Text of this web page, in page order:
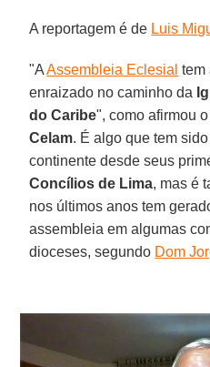
A reportagem é de Luis
"AAssembleia Eclesial tem
enraizado no caminho da
do Caribe", como afirmou
Celam. É algo que tem
continente desde seus
Concílios de Lima, mas é
nos últimos anos tem
assembleia em algumas
dioceses, segundo Dom